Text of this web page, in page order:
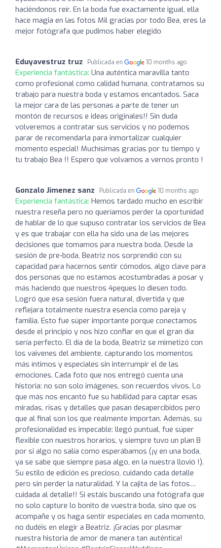
haciéndonos reír. En la boda fue exactamente igual, ella
hace magia en las fotos Mil gracias por todo Bea, eres la
mejor fotógrafa que pudimos haber elegido
Eduyavestruz truz Publicada en 10 months ago
Experiencia fantástica: Una auténtica maravilla tanto
como profesional como calidad humana, contratamos su
trabajo para nuestra boda y estamos encantados. Saca
la mejor cara de las personas a parte de tener un
montón de recursos e ideas originales!! Sin duda
volveremos a contratar sus servicios y no podemos
parar de recomendarla para inmortalizar cualquier
momento especial! Muchísimas gracias por tu tiempo y
tu trabajo Bea !! Espero que volvamos a vernos pronto !
Gonzalo Jimenez sanz Publicada en 10 months ago
Experiencia fantástica: Hemos tardado mucho en escribir
nuestra reseña pero no queríamos perder la oportunidad
de hablar de lo que supuso contratar los servicios de Bea
y es que trabajar con ella ha sido una de las mejores
decisiones que tomamos para nuestra boda. Desde la
sesión de pre-boda, Beatriz nos sorprendió con su
capacidad para hacernos sentir cómodos, algo clave para
dos personas que no estamos acostumbradas a posar y
más haciendo que nuestros 4peques lo diesen todo.
Logró que esa sesión fuera natural, divertida y que
reflejara totalmente nuestra esencia como pareja y
familia. Esto fue súper importante porque conectamos
desde el principio y nos hizo confiar en que el gran día
sería perfecto. El día de la boda, Beatriz se mimetizó con
los vaivenes del ambiente, capturando los momentos
más íntimos y especiales sin interrumpir el de las
emociones. Cada foto que nos entregó cuenta una
historia: no son solo imágenes, son recuerdos vivos. Lo
que más nos encantó fue su habilidad para captar esas
miradas, risas y detalles que pasan desapercibidos pero
que al final son los que realmente importan. Además, su
profesionalidad es impecable: llegó puntual, fue súper
flexible con nuestros horarios, y siempre tuvo un plan B
por si algo no salía como esperábamos (¡y en una boda,
ya se sabe que siempre pasa algo, en la nuestra llovió !).
Su estilo de edición es precioso, cuidando cada detalle
pero sin perder la naturalidad. Y la cajita de las fotos…
cuidada al detalle!! Si estáis buscando una fotógrafa que
no solo capture lo bonito de vuestra boda, sino que os
acompañe y os haga sentir especiales en cada momento,
no dudéis en elegir a Beatriz. ¡Gracias por plasmar
nuestra historia de amor de manera tan auténtica!